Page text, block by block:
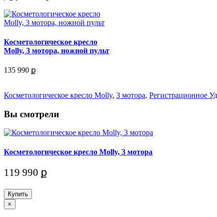
Косметологическое кресло
Molly, 3 мотора, ножной пульт
135 990 ք
Косметологическое кресло Molly, 3 мотора, Регистрационное
Вы смотрели
Косметологическое кресло Molly, 3 мотора
119 990 ք
Купить
×